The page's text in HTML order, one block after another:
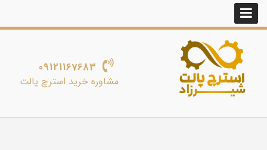
09121167683
مشاوره خرید استرچ پالت